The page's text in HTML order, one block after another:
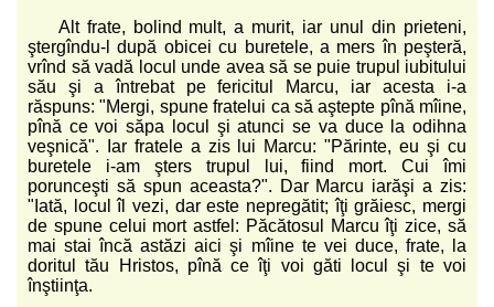
Alt frate, bolind mult, a murit, iar unul din prieteni,
ştergîndu-l după obicei cu buretele, a mers în peşteră,
vrînd să vadă locul unde avea să se puie trupul iubitului
său şi a întrebat pe fericitul Marcu, iar acesta i-a
răspuns: "Mergi, spune fratelui ca să aştepte pînă mîine,
pînă ce voi săpa locul şi atunci se va duce la odihna
veşnică". Iar fratele a zis lui Marcu: "Părinte, eu şi cu
buretele i-am şters trupul lui, fiind mort. Cui îmi
porunceşti să spun aceasta?". Dar Marcu iarăşi a zis:
"Iată, locul îl vezi, dar este nepregătit; îţi grăiesc, mergi
de spune celui mort astfel: Păcătosul Marcu îţi zice, să
mai stai încă astăzi aici şi mîine te vei duce, frate, la
doritul tău Hristos, pînă ce îţi voi găti locul şi te voi
înştiinţa.